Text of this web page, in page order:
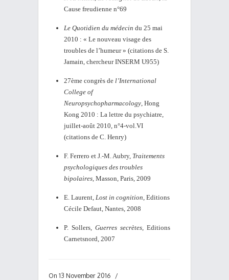
Cause freudienne n°69
Le Quotidien du médecin du 25 mai
2010 : « Le nouveau visage des
troubles de l’humeur » (citations de S.
Jamain, chercheur INSERM U955)
27ème congrès de l’International
College of
Neuropsychopharmacology, Hong
Kong 2010 : La lettre du psychiatre,
juillet-août 2010, n°4-vol.VI
(citations de C. Henry)
F. Ferrero et J.-M. Aubry, Traitements
psychologiques des troubles
bipolaires, Masson, Paris, 2009
E. Laurent, Lost in cognition, Editions
Cécile Defaut, Nantes, 2008
P. Sollers, Guerres secrètes, Editions
Carnetsnord, 2007
On 13 November 2016
/